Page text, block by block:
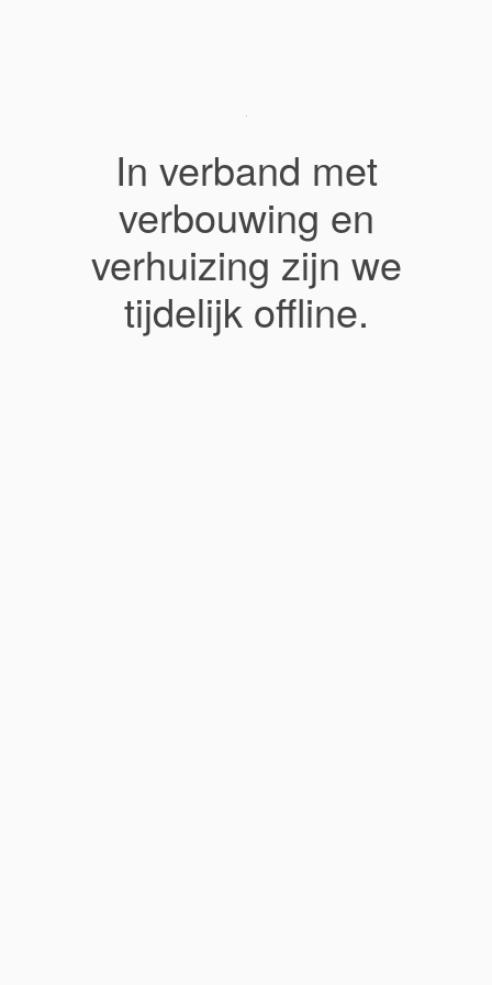
In verband met
verbouwing en
verhuizing zijn we
tijdelijk offline.